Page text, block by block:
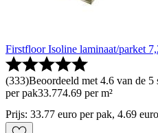
Firstfloor Isoline laminaat/parket
(333)Beoordeeld met 4.6 van de
per pak33.774.69 per m²
Prijs: 33.77 euro per pak, 4.69